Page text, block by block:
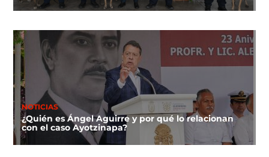
NOTICIAS
¿Quién es Ángel Aguirre y por qué lo relacionan
con el caso Ayotzinapa?